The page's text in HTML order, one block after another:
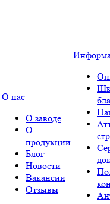
О нас
О заводе
О
продукции
Блог
Новости
Вакансии
Отзывы